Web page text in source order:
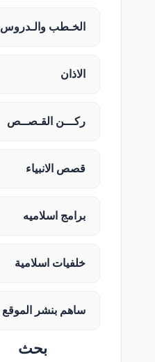
الخـطب والـدروس
الاذان
ركـــن القـصــص
قصص الانبياء
برامج اسلاميه
خلفيات اسلامية
ساهم بنشر الموقع
بحث